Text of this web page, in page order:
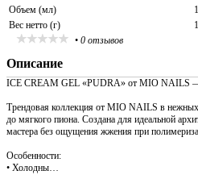
Объем (мл)
Вес нетто (г)
• 0 отзывов
Описание
ICE CREAM GEL «PUDRA» от MIO NAILS —
Трендовая коллекция от MIO NAILS в
до мягкого пиона. Создана для идеальной
мастера без ощущения жжения при
Особенности:
• Холодны…